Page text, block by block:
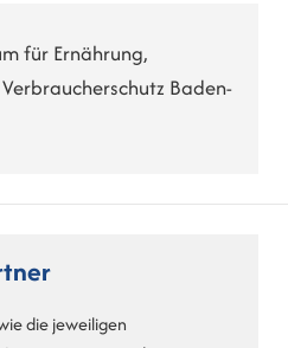
für Ernährung,
Baden-
die jeweiligen